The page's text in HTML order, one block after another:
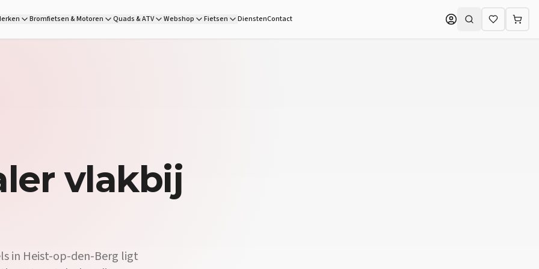
Bromfietsen & Motoren Quads & ATV Webshop Fietsen DienstenContact Zoeken (⌘K)
vlakbij
in Heist-op-den-Berg ligt